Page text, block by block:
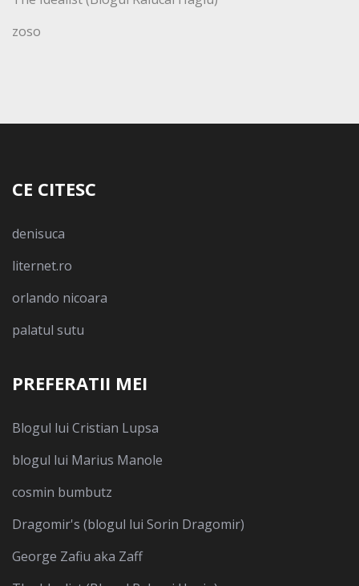
zoso
CE CITESC
denisuca
liternet.ro
orlando nicoara
palatul sutu
PREFERATII MEI
Blogul lui Cristian Lupsa
blogul lui Marius Manole
cosmin bumbutz
Dragomir's (blogul lui Sorin Dragomir)
George Zafiu aka Zaff